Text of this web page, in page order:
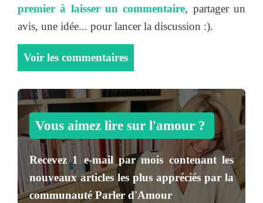
premier à laisser un commentaire, partager un
avis, une idée... pour lancer la discussion :).
Voir les commentaires
Vous aimez lire sur l'amour ?
Recevez1 e-mail par mois contenant les
nouveaux articles les plus appréciés par la
communautéParler d'Amour